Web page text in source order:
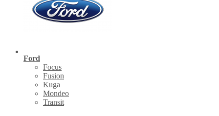
Ford
Focus
Fusion
Kuga
Mondeo
Transit